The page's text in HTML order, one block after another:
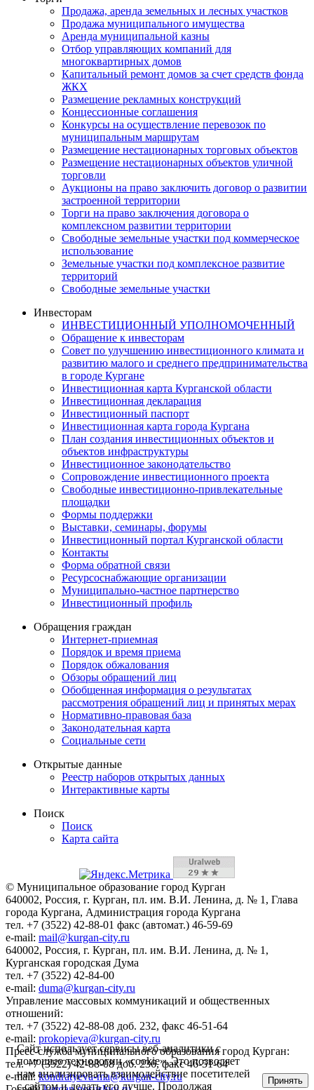
Продажа, аренда земельных и лесных участков
Продажа муниципального имущества
Аренда муниципальной казны
Отбор управляющих компаний для
многоквартирных домов
Капитальный ремонт домов за счет средств фонда
ЖКХ
Размещение рекламных конструкций
Концессионные соглашения
Конкурсы на осуществление перевозок по
муниципальным маршрутам
Размещение нестационарных торговых объектов
Размещение нестационарных объектов уличной
торговли
Аукционы на право заключить договор о развитии
застроенной территории
Торги на право заключения договора о
комплексном развитии территории
Свободные земельные участки под коммерческое
использование
Земельные участки под комплексное развитие
территорий
Свободные земельные участки
Инвесторам
ИНВЕСТИЦИОННЫЙ УПОЛНОМОЧЕННЫЙ
Обращение к инвесторам
Совет по улучшению инвестиционного климата и
развитию малого и среднего предпринимательства
в городе Кургане
Инвестиционная карта Курганской области
Инвестиционная декларация
Инвестиционный паспорт
Инвестиционная карта города Кургана
План создания инвестиционных объектов и
объектов инфраструктуры
Инвестиционное законодательство
Сопровождение инвестиционного проекта
Свободные инвестиционно-привлекательные
площадки
Формы поддержки
Выставки, семинары, форумы
Инвестиционный портал Курганской области
Контакты
Форма обратной связи
Ресурсоснабжающие организации
Муниципально-частное партнерство
Инвестиционный профиль
Обращения граждан
Интернет-приемная
Порядок и время приема
Порядок обжалования
Обзоры обращений лиц
Обобщенная информация о результатах
рассмотрения обращений лиц и принятых мерах
Нормативно-правовая база
Законодательная карта
Социальные сети
Открытые данные
Реестр наборов открытых данных
Интерактивные карты
Поиск
Поиск
Карта сайта
© Муниципальное образование город Курган
640002, Россия, г. Курган, пл. им. В.И. Ленина, д. № 1, Глава
города Кургана, Администрация города Кургана
тел. +7 (3522) 42-88-01 факс (автомат.) 46-59-69
e-mail: mail@kurgan-city.ru
640002, Россия, г. Курган, пл. им. В.И. Ленина, д. № 1,
Курганская городская Дума
тел. +7 (3522) 42-84-00
e-mail: duma@kurgan-city.ru
Управление массовых коммуникаций и общественных
отношений:
тел. +7 (3522) 42-88-08 доб. 232, факс 46-51-64
e-mail: prokopieva@kurgan-city.ru
Пресс-служба муниципального образования город Курган:
тел. +7 (3522) 42-88-08 доб. 236, факс 46-51-64
e-mail:kondratyeva-ma@kurgan-city.ru
Сайт использует сервисы веб-аналитики с
помощью технологии «cookie». Это позволяет
нам анализировать взаимодействие посетителей
с сайтом и делать его лучше. Продолжая
Принять